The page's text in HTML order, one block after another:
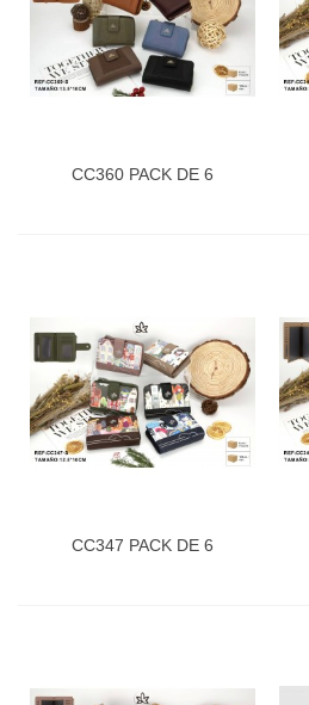
CC360 PACK DE 6
CC347 PACK DE 6